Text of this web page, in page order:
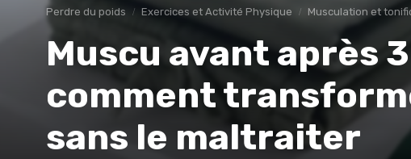
Perdre du poids Exercices et Activité Physique Musculation et
Muscu avant après
comment
sans le maltraiter